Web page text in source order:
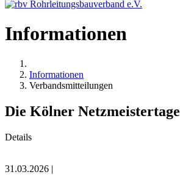
Informationen
Informationen
Verbandsmitteilungen
Die Kölner Netzmeistertage
Details
31.03.2026 |